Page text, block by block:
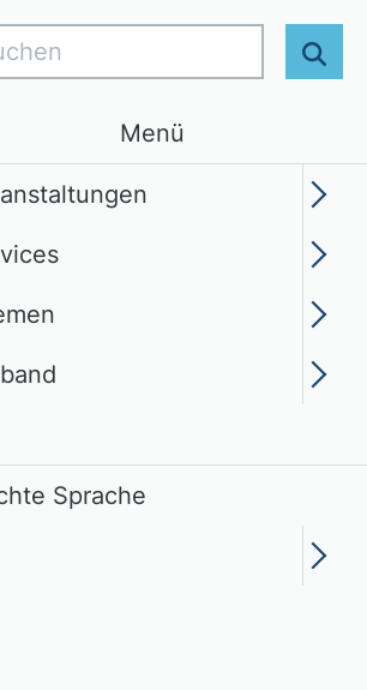
und
How AI
and Leadership" /
of Management
Menü
Sprache